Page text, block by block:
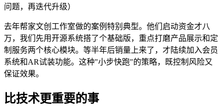
问题，再迭代升级）
去年帮家文创工作室做的案例特别典型。他们启动资金才八
万，我们先用开源系统搭了个基础版，重点打磨产品展示和定
制服务两个核心模块。等半年后销量上来了，才陆续加入会员
系统和AR试装功能。这种"小步快跑"的策略，既控制风险又
保证效果。
比技术更重要的事